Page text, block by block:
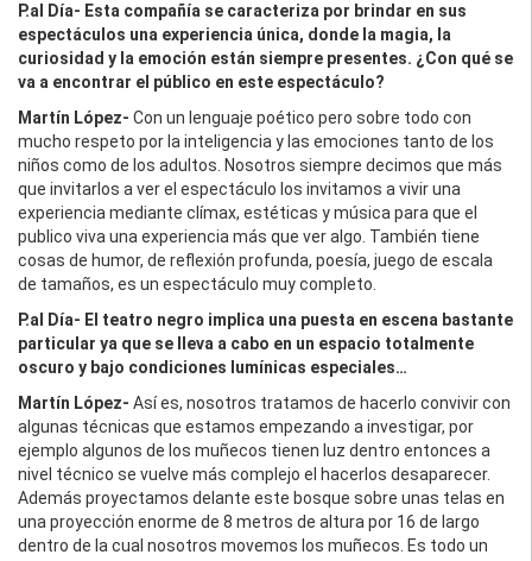
P.al Día- Esta compañía se caracteriza por brindar en sus
espectáculos una experiencia única, donde la magia, la
curiosidad y la emoción están siempre presentes. ¿Con qué se
va a encontrar el público en este espectáculo?
Martín López- Con un lenguaje poético pero sobre todo con
mucho respeto por la inteligencia y las emociones tanto de los
niños como de los adultos. Nosotros siempre decimos que más
que invitarlos a ver el espectáculo los invitamos a vivir una
experiencia mediante clímax, estéticas y música para que el
publico viva una experiencia más que ver algo. También tiene
cosas de humor, de reflexión profunda, poesía, juego de escala
de tamaños, es un espectáculo muy completo.
P.al Día- El teatro negro implica una puesta en escena bastante
particular ya que se lleva a cabo en un espacio totalmente
oscuro y bajo condiciones lumínicas especiales…
Martín López- Así es, nosotros tratamos de hacerlo convivir con
algunas técnicas que estamos empezando a investigar, por
ejemplo algunos de los muñecos tienen luz dentro entonces a
nivel técnico se vuelve más complejo el hacerlos desaparecer.
Además proyectamos delante este bosque sobre unas telas en
una proyección enorme de 8 metros de altura por 16 de largo
dentro de la cual nosotros movemos los muñecos. Es todo un